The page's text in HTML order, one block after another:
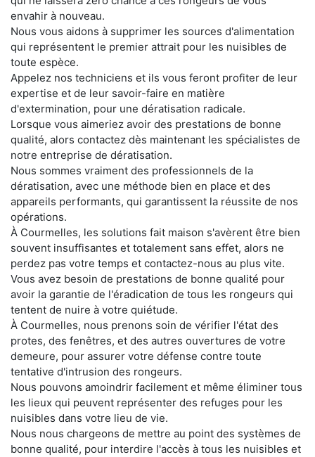
envahir à nouveau.
Nous vous aidons à supprimer les sources d'alimentation
qui représentent le premier attrait pour les nuisibles de
toute espèce.
Appelez nos techniciens et ils vous feront profiter de leur
expertise et de leur savoir-faire en matière
d'extermination, pour une dératisation radicale.
Lorsque vous aimeriez avoir des prestations de bonne
qualité, alors contactez dès maintenant les spécialistes de
notre entreprise de dératisation.
Nous sommes vraiment des professionnels de la
dératisation, avec une méthode bien en place et des
appareils performants, qui garantissent la réussite de nos
opérations.
À Courmelles, les solutions fait maison s'avèrent être bien
souvent insuffisantes et totalement sans effet, alors ne
perdez pas votre temps et contactez-nous au plus vite.
Vous avez besoin de prestations de bonne qualité pour
avoir la garantie de l'éradication de tous les rongeurs qui
tentent de nuire à votre quiétude.
À Courmelles, nous prenons soin de vérifier l'état des
protes, des fenêtres, et des autres ouvertures de votre
demeure, pour assurer votre défense contre toute
tentative d'intrusion des rongeurs.
Nous pouvons amoindrir facilement et même éliminer tous
les lieux qui peuvent représenter des refuges pour les
nuisibles dans votre lieu de vie.
Nous nous chargeons de mettre au point des systèmes de
bonne qualité, pour interdire l'accès à tous les nuisibles et